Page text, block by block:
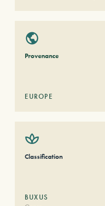
Provenance
EUROPE
Classification
BUXUS